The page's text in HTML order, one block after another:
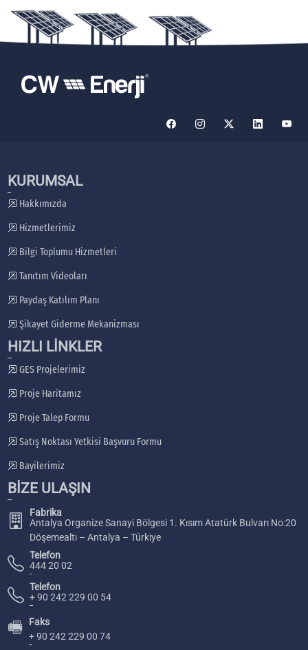
KURUMSAL
Hakkımızda
Hizmetlerimiz
Bilgi Toplumu Hizmetleri
Tanıtım Videoları
Paydaş Katılım Planı
Şikayet Giderme Mekanizması
HIZLI LİNKLER
GES Projelerimiz
Proje Haritamız
Proje Talep Formu
Satış Noktası Yetkisi Başvuru Formu
Bayilerimiz
BİZE ULAŞIN
Fabrika
Antalya Organize Sanayi Bölgesi 1. Kısım Atatürk Bulvarı No:20
Döşemealtı – Antalya – Türkiye
Telefon
444 20 02
Telefon
+ 90 242 229 00 54
🖷
Faks
+ 90 242 229 00 74